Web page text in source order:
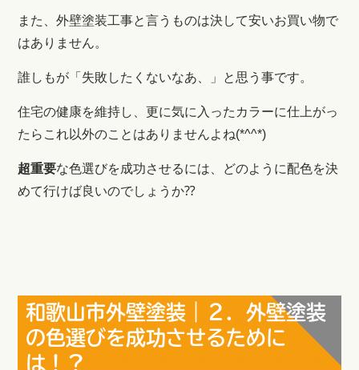
また、外壁塗装工事と言うものは決して安いお買い物で
はありません。
誰しもが「失敗したくないなあ、」と思う事です。
住宅の健康を維持し、更に気に入ったカラーに仕上がっ
たらこれ以外のことはありませんよね(*^^*)
超重要な色選びを成功させるには、どのように配色を決
めて行けば良いのでしょうか⁇
和歌山市外壁塗装｜２．外壁塗装
の色選びを成功させるために
は！？